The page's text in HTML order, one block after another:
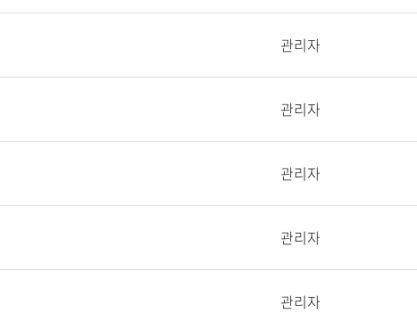
관리자
관리자
관리자
관리자
관리자